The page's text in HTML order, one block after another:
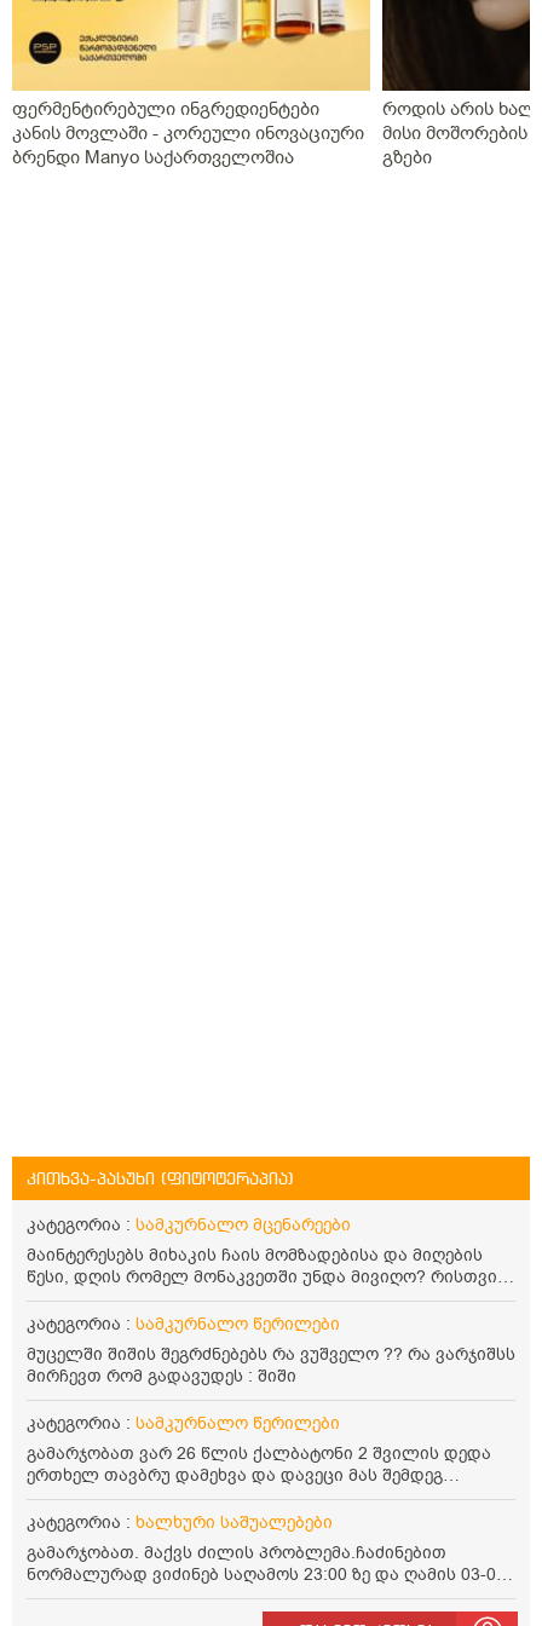
ფერმენტირებული ინგრედიენტები
კანის მოვლაში - კორეული ინოვაციური
ბრენდი Manyo საქართველოშია
როდის არის
მისი მოშორების
გზები
კითხვა-პასუხი (ფიტოტერაპია)
კატეგორია : სამკურნალო მცენარეები
მაინტერესებს მიხაკის ჩაის მომზადებისა და მიღების
წესი, დღის რომელ მონაკვეთში უნდა მივიღო? რისთვის
არის სასარგებლო და უკუჩვენება თუ აქვს
კატეგორია : სამკურნალო წერილები
მუცელში შიშის შეგრძნებებს რა ვუშველო ?? რა ვარჯიშსს
მირჩევთ რომ გადავუდეს : შიში
კატეგორია : სამკურნალო წერილები
გამარჯობათ ვარ 26 წლის ქალბატონი 2 შვილის დედა
ერთხელ თავბრუ დამეხვა და დავეცი მას შემდეგ
დამეწყო შიშები ვეღარ გავდიოდი გარეთ რადგან ისევ
ასე ცუდად არ გავხდარიყავი ყურის ანთება მქონდა
მაშინ როგორც გაირკვა მას შემსეგ გავიდა 1 წელზე
მეტინდა კიდე მეხვევა თავბრუ გარეთ გასვილისას
სახლში კარგად ვარ როცა ახსენებენ გარეთ წაავალა
სმაგაზეხ კი ცუდად ვხდებოდი ეხლა როგორმე გავდივარ
კატეგორია : ხალხური საშუალებები
გამარჯობათ. მაქვს ძილის პრობლემა.ჩაძინებით
ნორმალურად ვიძინებ საღამოს 23:00 ზე და ღამის 03-00
ან 04:00 საათზე მეღვიძება და მერე ვერ ვიძინებ
ვერაფრით.რამე ხალხური საშუალება თუ არის ამ